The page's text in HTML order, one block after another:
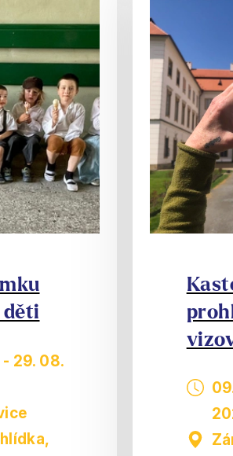
děti
- 29. 08.